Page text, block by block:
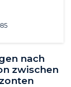
nach
zwischen